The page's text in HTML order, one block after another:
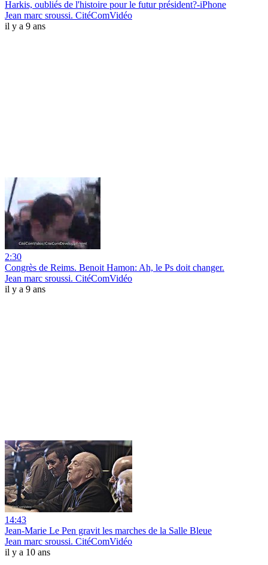
Harkis, oubliés de l'histoire pour le futur président?-iPhone
Jean marc sroussi. CitéComVidéo
il y a 9 ans
2:30
Congrès de Reims. Benoit Hamon: Ah, le Ps doit changer.
Jean marc sroussi. CitéComVidéo
il y a 9 ans
14:43
Jean-Marie Le Pen gravit les marches de la Salle Bleue
Jean marc sroussi. CitéComVidéo
il y a 10 ans